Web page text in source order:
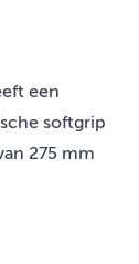
een
softgrip
275 mm